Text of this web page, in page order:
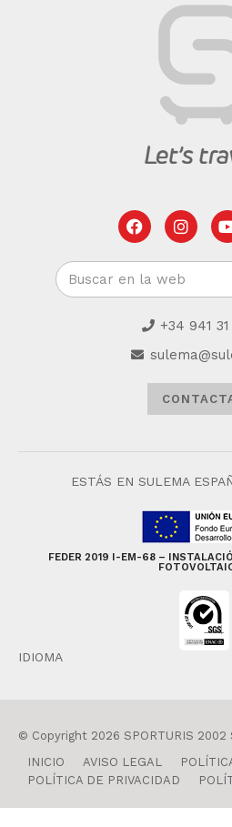
+34 941
ESTÁS EN SULEMA
FEDER 2019 I-EM-68 –
IDIOMA
© Copyright 2026 SPORTURIS 2002
INICIO
AVISO LEGAL
POLÍTICA DE PRIVACIDAD